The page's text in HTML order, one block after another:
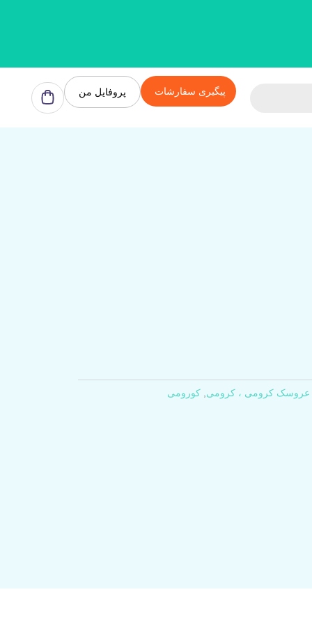
پیگیری سفارشات پروفایل من
عروسک کرومی ، کرومی, کورومی